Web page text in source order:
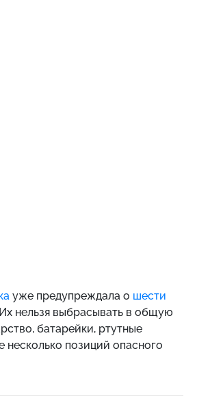
уже предупреждала о шести
нельзя выбрасывать в общую
батарейки, ртутные
позиций опасного